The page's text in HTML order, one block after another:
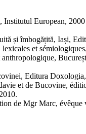
European, 2000
și îmbogățită, Iași,
et
Editura
et de Bucovine,
de Mgr Marc,